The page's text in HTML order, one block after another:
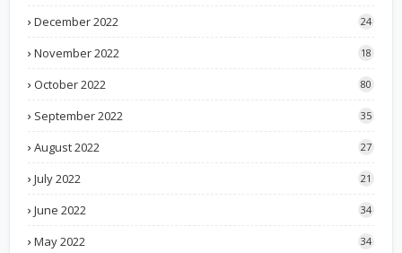
December 2022 24
November 2022 18
October 2022 80
September 2022 35
August 2022 27
July 2022 21
June 2022 34
May 2022 34